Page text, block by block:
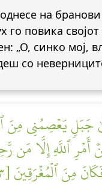
на
го повика својот
„О, синко мој,
со
جَبَلٖ يَعۡصِمُنِي مِنَ
أَمۡرِ ٱللَّهِ إِلَّا مَن
مِنَ ٱلۡمُغۡرَقِينَ [٤٣]